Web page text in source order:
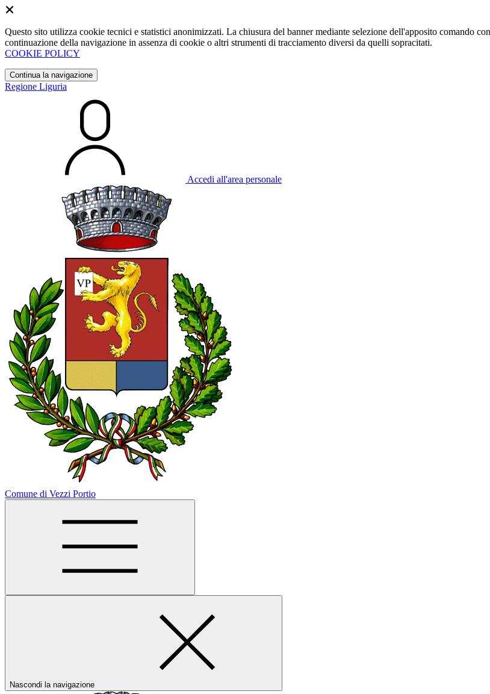
Questo sito utilizza cookie tecnici e statistici anonimizzati. La chiusura del banner mediante selezione dell'apposito comando
continuazione della navigazione in assenza di cookie o altri strumenti di tracciamento diversi da quelli sopracitati.
COOKIE POLICY
Continua la navigazione
Regione Liguria
Accedi all'area personale
Comune di Vezzi Portio
Nascondi la navigazione